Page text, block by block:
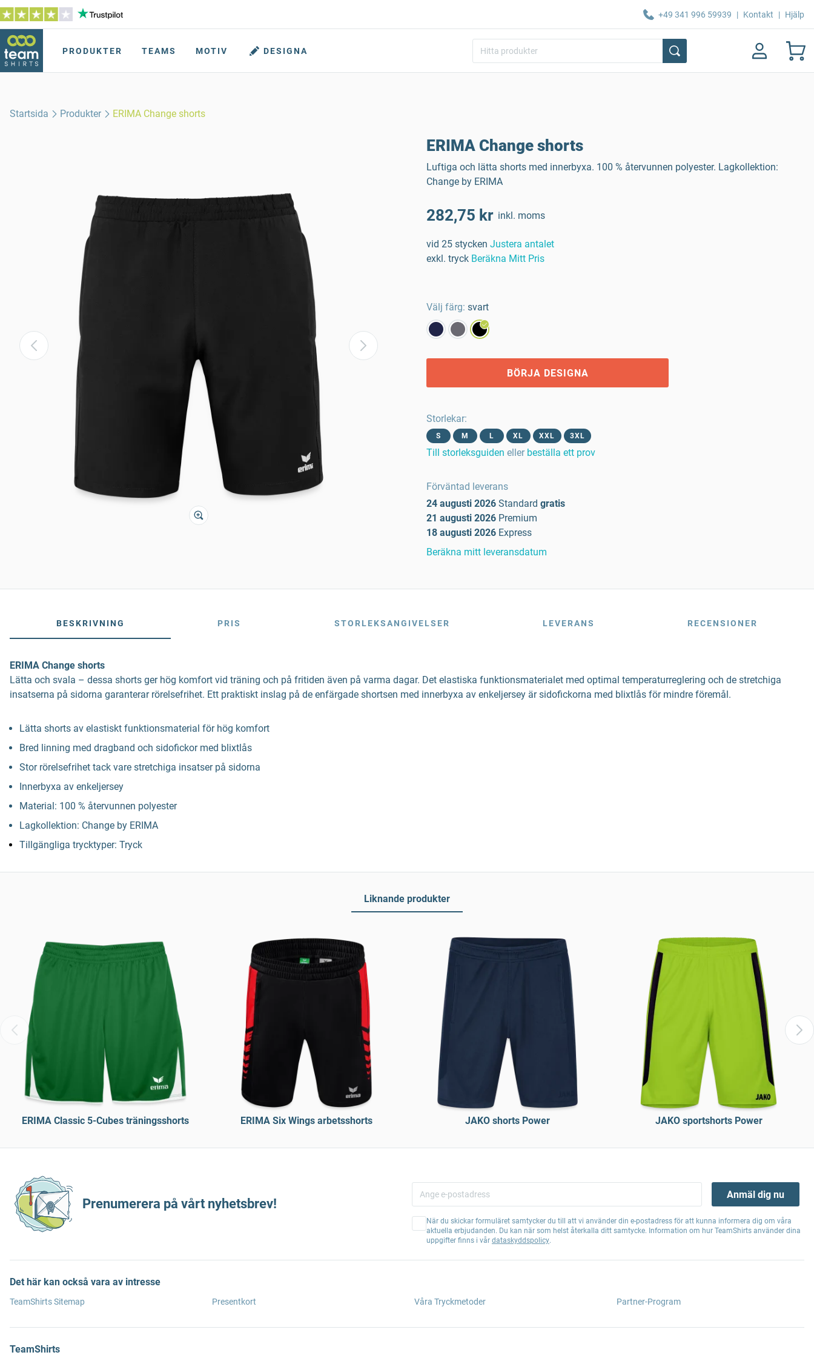
+49 341 996 59939 | Kontakt | Hjälp
PRODUKTER TEAMS MOTIV DESIGNA
Startsida Produkter ERIMA Change shorts
ERIMA Change shorts
Luftiga och lätta shorts med innerbyxa. 100 % återvunnen polyester. Lagkollektion:
Change by ERIMA
282,75 kr inkl. moms
vid 25 stycken Justera antalet
exkl. tryck Beräkna Mitt Pris
Välj färg: svart
BÖRJA DESIGNA
Storlekar:
S M L XL XXL 3XL
Till storleksguiden eller beställa ett prov
Förväntad leverans
24 augusti 2026 Standard gratis
21 augusti 2026 Premium
18 augusti 2026 Express
Beräkna mitt leveransdatum
BESKRIVNING PRIS STORLEKSANGIVELSER LEVERANS RECENSIONER
ERIMA Change shorts
Lätta och svala – dessa shorts ger hög komfort vid träning och på fritiden även på varma dagar. Det elastiska funktionsmaterialet med optimal temperaturreglering och de stretchiga
insatserna på sidorna garanterar rörelsefrihet. Ett praktiskt inslag på de enfärgade shortsen med innerbyxa av enkeljersey är sidofickorna med blixtlås för mindre föremål.
Lätta shorts av elastiskt funktionsmaterial för hög komfort
Bred linning med dragband och sidofickor med blixtlås
Stor rörelsefrihet tack vare stretchiga insatser på sidorna
Innerbyxa av enkeljersey
Material: 100 % återvunnen polyester
Lagkollektion: Change by ERIMA
Tillgängliga trycktyper: Tryck
Liknande produkter
ERIMA Classic 5-Cubes träningsshorts ERIMA Six Wings arbetsshorts JAKO shorts Power JAKO sportshorts Power
Prenumerera på vårt nyhetsbrev!
Anmäl dig nu
När du skickar formuläret samtycker du till att vi använder din e-postadress för att kunna informera dig om våra
aktuella erbjudanden. Du kan när som helst återkalla ditt samtycke. Information om hur TeamShirts använder dina
uppgifter finns i vår dataskyddspolicy.
Det här kan också vara av intresse
TeamShirts Sitemap Presentkort Våra Tryckmetoder Partner-Program
TeamShirts